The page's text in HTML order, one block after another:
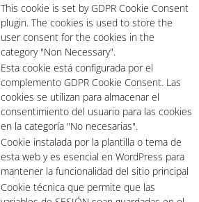
This cookie is set by GDPR Cookie Consent
plugin. The cookies is used to store the
user consent for the cookies in the
category "Non Necessary".
Esta cookie está configurada por el
complemento GDPR Cookie Consent. Las
cookies se utilizan para almacenar el
consentimiento del usuario para las cookies
en la categoría "No necesarias".
Cookie instalada por la plantilla o tema de
esta web y es esencial en WordPress para
mantener la funcionalidad del sitio principal
Cookie técnica que permite que las